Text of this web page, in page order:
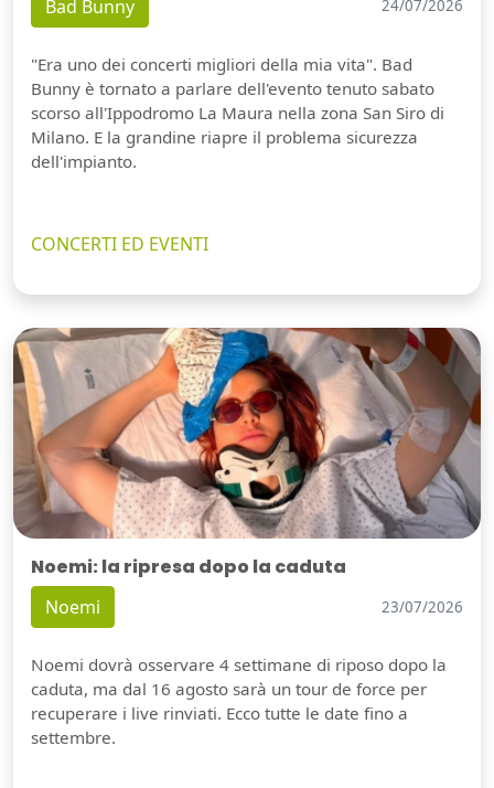
Bad Bunny 24/07/2026
"Era uno dei concerti migliori della mia vita". Bad
Bunny è tornato a parlare dell'evento tenuto sabato
scorso all'Ippodromo La Maura nella zona San Siro di
Milano. E la grandine riapre il problema sicurezza
dell'impianto.
CONCERTI ED EVENTI
Noemi: la ripresa dopo la caduta
Noemi 23/07/2026
Noemi dovrà osservare 4 settimane di riposo dopo la
caduta, ma dal 16 agosto sarà un tour de force per
recuperare i live rinviati. Ecco tutte le date fino a
settembre.